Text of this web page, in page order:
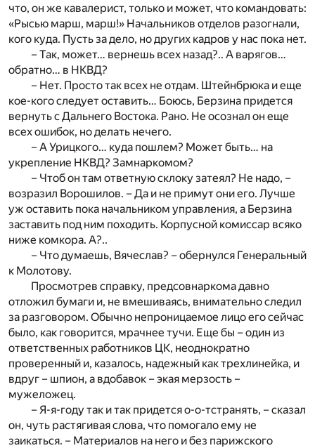
что, он же кавалерист, только и может, что командовать:
«Рысью марш, марш!» Начальников отделов разогнали,
кого куда. Пусть за дело, но других кадров у нас пока нет.
– Так, может… вернешь всех назад?.. А варягов…
обратно… в НКВД?
– Нет. Просто так всех не отдам. Штейнбрюка и еще
кое-кого следует оставить… Боюсь, Берзина придется
вернуть с Дальнего Востока. Рано. Не осознал он еще
всех ошибок, но делать нечего.
– А Урицкого… куда пошлем? Может быть… на
укрепление НКВД? Замнаркомом?
– Чтоб он там ответную склоку затеял? Не надо, –
возразил Ворошилов. – Да и не примут они его. Лучше
уж оставить пока начальником управления, а Берзина
заставить под ним походить. Корпусной комиссар всяко
ниже комкора. А?..
– Что думаешь, Вячеслав? – обернулся Генеральный
к Молотову.
Просмотрев справку, предсовнаркома давно
отложил бумаги и, не вмешиваясь, внимательно следил
за разговором. Обычно непроницаемое лицо его сейчас
было, как говорится, мрачнее тучи. Еще бы – один из
ответственных работников ЦК, неоднократно
проверенный и, казалось, надежный как трехлинейка, и
вдруг – шпион, а вдобавок – экая мерзость –
мужеложец.
– Я-я-году так и так придется о-о-тстранять, – сказал
он, чуть растягивая слова, что помогало ему не
заикаться. – Материалов на него и без парижского